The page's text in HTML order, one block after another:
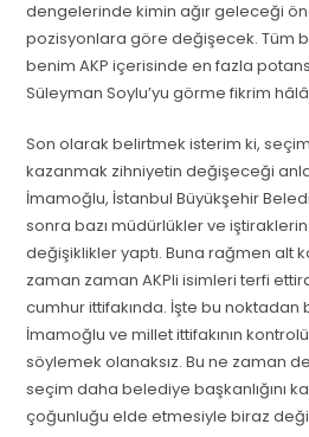
dengelerinde kimin ağır geleceği
pozisyonlara göre değişecek. Tüm
benim AKP içerisinde en fazla
Süleyman Soylu’yu görme fikrim
Son olarak belirtmek isterim ki,
kazanmak zihniyetin değişeceği
İmamoğlu, İstanbul Büyükşehir
sonra bazı müdürlükler ve
değişiklikler yaptı. Buna rağmen alt
zaman zaman AKPli isimleri terfi
cumhur ittifakında. İşte bu noktadan
İmamoğlu ve millet ittifakının
söylemek olanaksız. Bu ne zaman
seçim daha belediye başkanlığını
çoğunluğu elde etmesiyle biraz